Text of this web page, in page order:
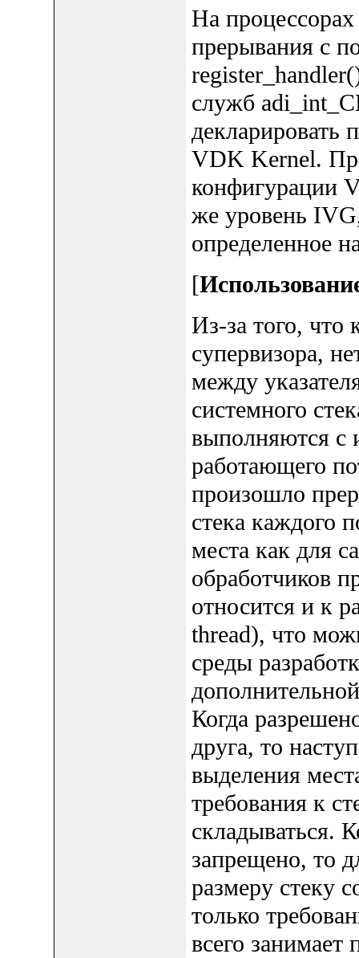
На
прерывания с
служб
декларировать
VDK Kernel.
конфигурации
же уровень
определенное
[
Из-за того, что
супервизора,
между
системного
выполняются с
работающего
произошло
стека каждого
места как для
обработчиков
относится и к
thread), что
среды
Когда
друга, то
выделения
требования к
складываться.
запрещено, то
размеру стеку
только
всего занимает